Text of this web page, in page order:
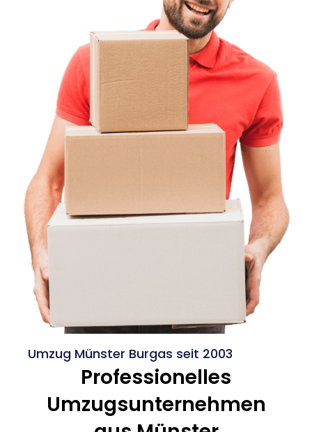
Umzug Münster Burgas seit 2003
Professionelles
Umzugsunternehmen